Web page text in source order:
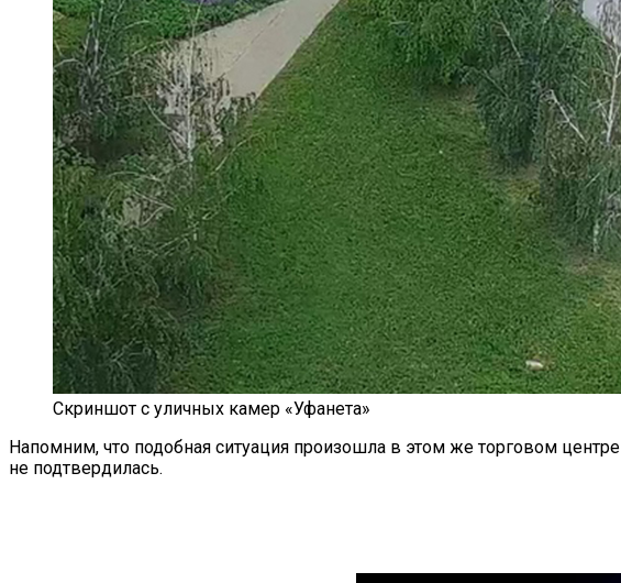
Скриншот с уличных камер «Уфанета»
Напомним, что подобная ситуация произошла в этом же торговом центре
не подтвердилась.